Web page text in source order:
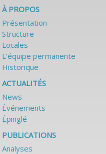
À PROPOS
Présentation
Structure
Locales
L’équipe permanente
Historique
ACTUALITÉS
News
Événements
Épinglé
PUBLICATIONS
Analyses